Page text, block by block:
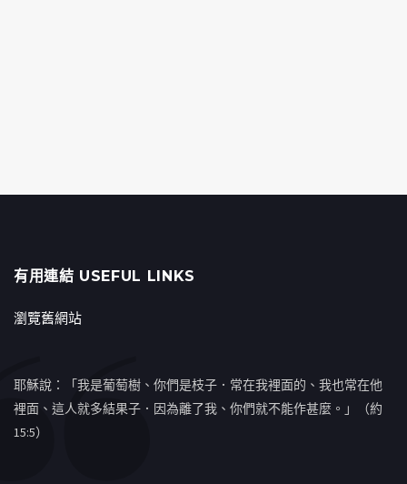
有用連結 USEFUL LINKS
瀏覽舊網站
耶穌說：「我是葡萄樹、你們是枝子．常在我裡面的、我也常在他
裡面、這人就多結果子．因為離了我、你們就不能作甚麼。」（約
15:5）